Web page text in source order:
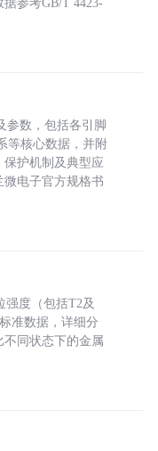
参考GB/T 4423-
参数，包括各引脚
等核心数据，并附
护机制及典型应
电子官方规格书
强度（包括T2及
准数据，详细分
同状态下的金属